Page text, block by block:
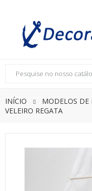
INÍCIO
MODELOS DE
VELEIRO REGATA